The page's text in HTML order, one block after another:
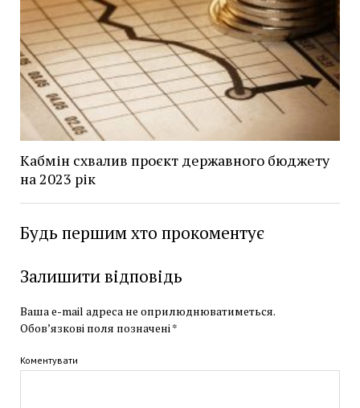
Кабмін схвалив проєкт державного бюджету
на 2023 рік
Будь першим хто прокоментує
Залишити відповідь
Ваша e-mail адреса не оприлюднюватиметься.
Обов’язкові поля позначені*
Коментувати